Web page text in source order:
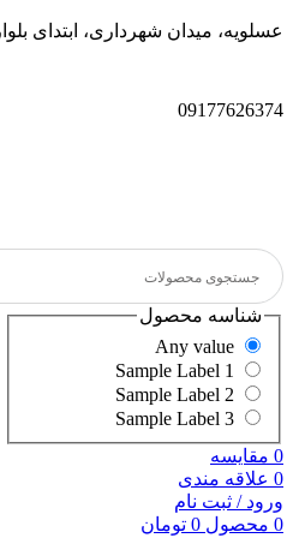
عسلویه، میدان شهرداری، ابتدای
09177626374
شناسه محصول
0 مقایسه
0 علاقه مندی
ورود / ثبت نام
0 محصول 0 تومان